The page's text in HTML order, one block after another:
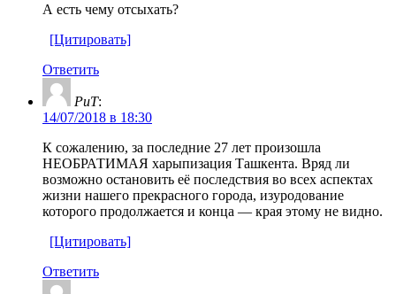
А есть чему отсыхать?
[Цитировать]
Ответить
РиТ:
14/07/2018 в 18:30
К сожалению, за последние 27 лет произошла
НЕОБРАТИМАЯ харыпизация Ташкента. Вряд ли
возможно остановить её последствия во всех аспектах
жизни нашего прекрасного города, изуродование
которого продолжается и конца — края этому не видно.
[Цитировать]
Ответить